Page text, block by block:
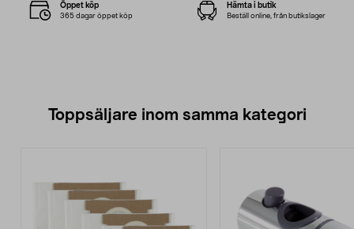
Öppet köp
365 dagar öppet köp
Hämta i butik
Beställ online, från butikslager
Toppsäljare inom samma kategori